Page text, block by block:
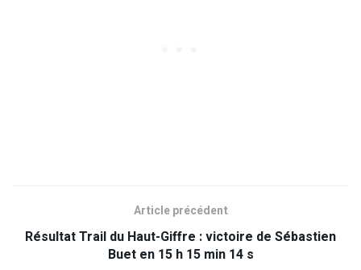
Article précédent
Résultat Trail du Haut-Giffre : victoire de Sébastien
Buet en 15 h 15 min 14 s